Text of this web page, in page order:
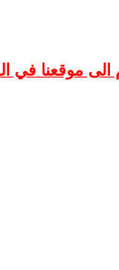
الى موقعنا في